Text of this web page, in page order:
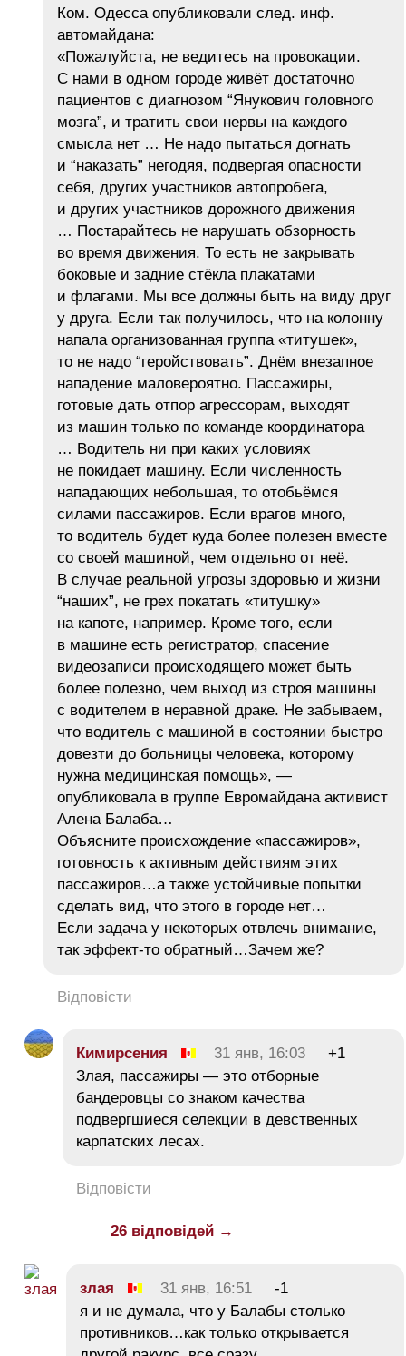
Ком. Одесса опубликовали след. инф.
автомайдана:
«Пожалуйста, не ведитесь на провокации.
С нами в одном городе живёт достаточно
пациентов с диагнозом “Янукович головного
мозга”, и тратить свои нервы на каждого
смысла нет … Не надо пытаться догнать
и “наказать” негодяя, подвергая опасности
себя, других участников автопробега,
и других участников дорожного движения
… Постарайтесь не нарушать обзорность
во время движения. То есть не закрывать
боковые и задние стёкла плакатами
и флагами. Мы все должны быть на виду друг
у друга. Если так получилось, что на колонну
напала организованная группа «титушек»,
то не надо “геройствовать”. Днём внезапное
нападение маловероятно. Пассажиры,
готовые дать отпор агрессорам, выходят
из машин только по команде координатора
… Водитель ни при каких условиях
не покидает машину. Если численность
нападающих небольшая, то отобьёмся
силами пассажиров. Если врагов много,
то водитель будет куда более полезен вместе
со своей машиной, чем отдельно от неё.
В случае реальной угрозы здоровью и жизни
“наших”, не грех покатать «титушку»
на капоте, например. Кроме того, если
в машине есть регистратор, спасение
видеозаписи происходящего может быть
более полезно, чем выход из строя машины
с водителем в неравной драке. Не забываем,
что водитель с машиной в состоянии быстро
довезти до больницы человека, которому
нужна медицинская помощь», —
опубликовала в группе Евромайдана активист
Алена Балаба…
Объясните происхождение «пассажиров»,
готовность к активным действиям этих
пассажиров…а также устойчивые попытки
сделать вид, что этого в городе нет…
Если задача у некоторых отвлечь внимание,
так эффект-то обратный…Зачем же?
Відповісти
Кимирсения 31 янв, 16:03
+1
Злая, пассажиры — это отборные
бандеровцы со знаком качества
подвергшиеся селекции в девственных
карпатских лесах.
Відповісти
26 відповідей →
злая 31 янв, 16:51
-1
я и не думала, что у Балабы столько
противников…как только открывается